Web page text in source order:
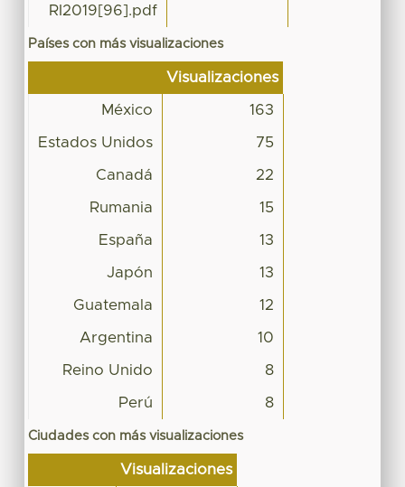
RI2019[96].pdf
Países con más visualizaciones
Visualizaciones
México 163
Estados Unidos 75
Canadá 22
Rumania 15
España 13
Japón 13
Guatemala 12
Argentina 10
Reino Unido 8
Perú 8
Ciudades con más visualizaciones
Visualizaciones